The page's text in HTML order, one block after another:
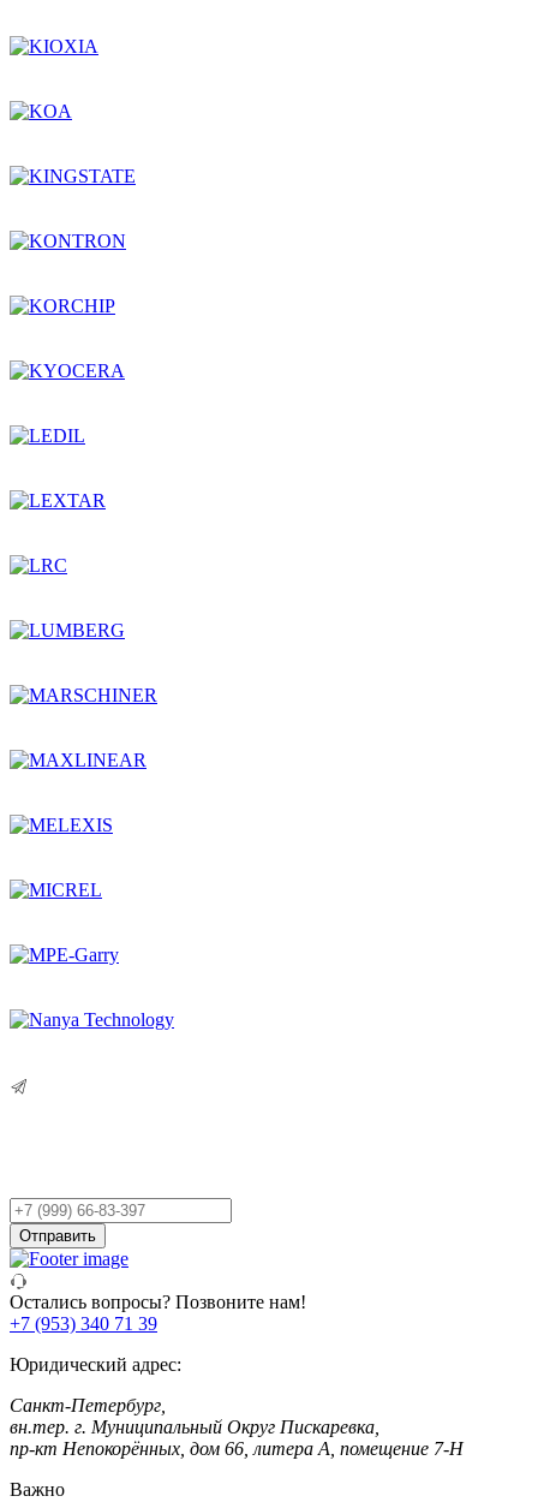
Ваш
телефон
Отправить
Остались вопросы? Позвоните нам!
+7 (953) 340 71 39
Юридический адрес:
Санкт-Петербург,
вн.тер. г. Муниципальный Округ Пискаревка,
пр-кт Непокорённых, дом 66, литера А, помещение 7-Н
Важно